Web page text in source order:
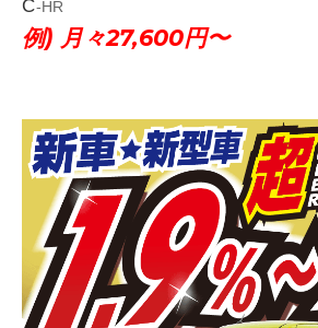
C-HR
例) 月々27,600円〜